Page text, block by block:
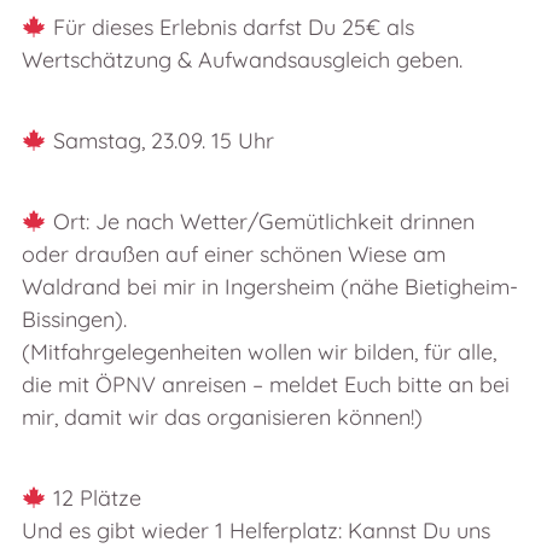
Für dieses Erlebnis darfst Du 25€ als
Wertschätzung & Aufwandsausgleich geben.
Samstag, 23.09. 15 Uhr
Ort: Je nach Wetter/Gemütlichkeit drinnen
oder draußen auf einer schönen Wiese am
Waldrand bei mir in Ingersheim (nähe Bietigheim-
Bissingen).
(Mitfahrgelegenheiten wollen wir bilden, für alle,
die mit ÖPNV anreisen – meldet Euch bitte an bei
mir, damit wir das organisieren können!)
12 Plätze
Und es gibt wieder 1 Helferplatz: Kannst Du uns